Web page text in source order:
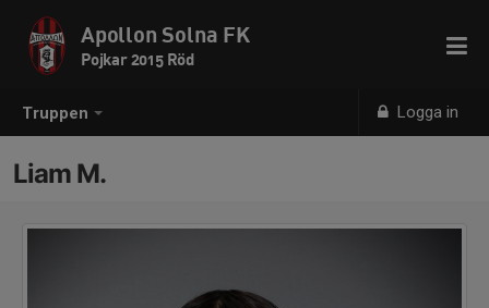
Truppen Logga in
Apollon Solna FK
Pojkar 2015 Röd
Liam M.